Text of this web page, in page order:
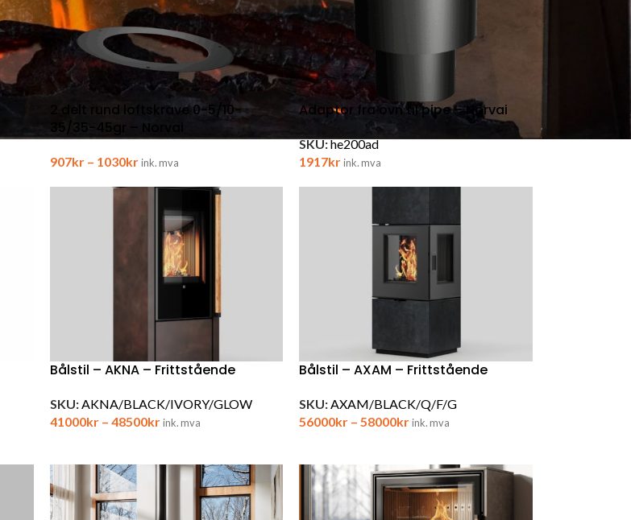
2 delt rund loftskrave 0-5/10-
35/35-45gr – Norvai
907kr – 1030kr ink. mva
Adaptor fra ovn til pipe – Norvai
SKU:he200ad
1917kr ink. mva
Bålstil – AKNA – Frittstående
SKU:AKNA/BLACK/IVORY/GLOW
41000kr – 48500kr ink. mva
Bålstil – AXAM – Frittstående
SKU:AXAM/BLACK/Q/F/G
56000kr – 58000kr ink. mva